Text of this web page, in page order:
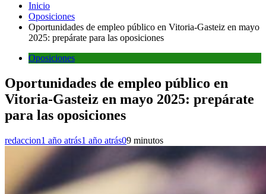
Inicio
Oposiciones
Oportunidades de empleo público en Vitoria-Gasteiz en mayo
2025: prepárate para las oposiciones
Oposiciones
Oportunidades de empleo público en
Vitoria-Gasteiz en mayo 2025: prepárate
para las oposiciones
redaccion1 año atrás1 año atrás09 minutos